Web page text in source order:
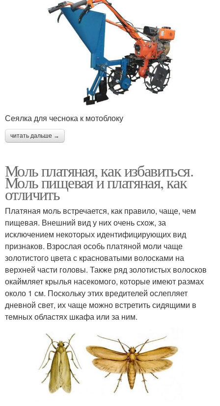
Сеялка для чеснока к мотоблоку
читать дальше →
Моль платяная, как избавиться.
Моль пищевая и платяная, как
отличить
Платяная моль встречается, как правило, чаще, чем
пищевая. Внешний вид у них очень схож, за
исключением некоторых идентифицирующих вид
признаков. Взрослая особь платяной моли чаще
золотистого цвета с красноватыми волосками на
верхней части головы. Также ряд золотистых волосков
окаймляет крылья насекомого, которые имеют размах
около 1 см. Поскольку этих вредителей ослепляет
дневной свет, их чаще можно встретить сидящими в
темных областях шкафа или за ним.